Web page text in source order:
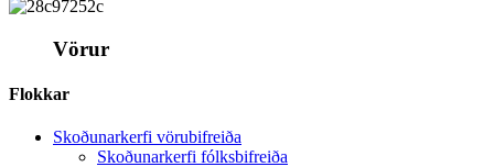
Vörur
Flokkar
Skoðunarkerfi vörubifreiða
Skoðunarkerfi fólksbifreiða